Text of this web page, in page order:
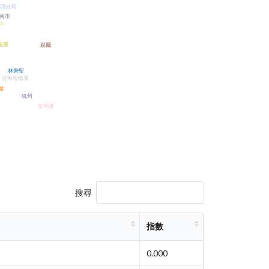
林秉聖
杭州
親屬
安平區
市
台南地檢署
屋
分局
搜尋
指數
0.000